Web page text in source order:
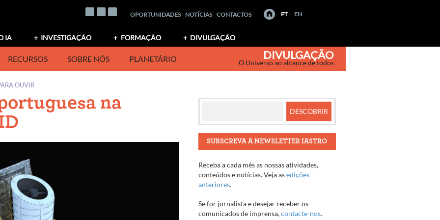
OPORTUNIDADES NOTÍCIAS CONTACTOS PT EN
IA INVESTIGAÇÃO FORMAÇÃO DIVULGAÇÃO
RECURSOS SOBRE NÓS PLANETÁRIO DIVULGAÇÃO
O Universo ao alcance de todos
OUVIR
na
SUBSCREVA A NEWSLETTER IASTRO
Receba a cada mês as nossas atividades,
conteúdos e notícias. Veja asedições
anteriores.
Se for jornalista e desejar receber os
comunicados de imprensa,contacte-nos.